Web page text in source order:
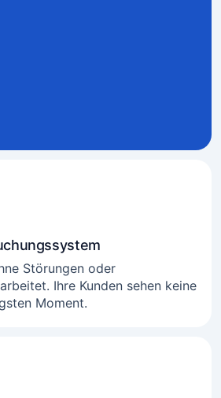
Störungen oder
Ihre Kunden sehen keine
Moment.